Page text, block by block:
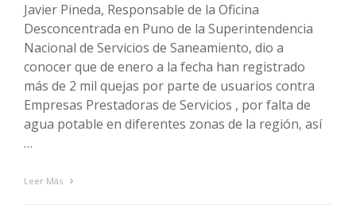
Javier Pineda, Responsable de la Oficina
Desconcentrada en Puno de la Superintendencia
Nacional de Servicios de Saneamiento, dio a
conocer que de enero a la fecha han registrado
más de 2 mil quejas por parte de usuarios contra
Empresas Prestadoras de Servicios , por falta de
agua potable en diferentes zonas de la región, así
…
Leer Más